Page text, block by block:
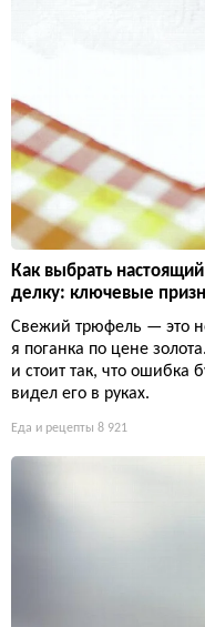
Как выбрать
делку: ключевые
Свежий трюфель — это
я поганка по цене
и стоит так, что ошибка
видел его в руках.
Еда и рецепты 8 921